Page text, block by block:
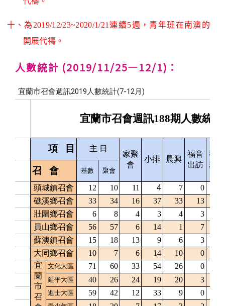
十、為2019/12/23~2020/1/21連續5週，青年班在南澳的
開展代禱。
人數統計 (2019/11/25—12/1)：